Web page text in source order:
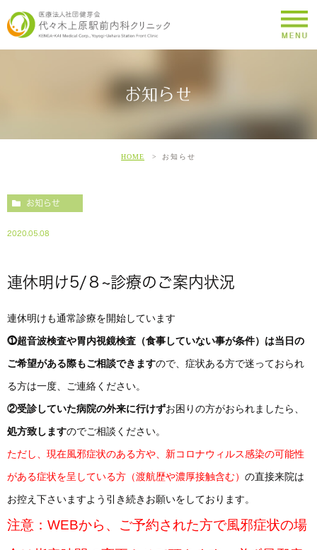
お知らせ
HOME お知らせ
お知らせ
2020.05.08
連休明け5/８~診療のご案内状況
連休明けも通常診療を開始しています
⓵超音波検査や胃内視鏡検査（食事していない事が条件）は当日の
ご希望がある際もご相談できますので、症状ある方で迷っておられ
る方は一度、ご連絡ください。
②受診していた病院の外来に行けずお困りの方がおられましたら、
処方致しますのでご相談ください。
ただし、現在風邪症状のある方や、新コロナウィルス感染の可能性
がある症状を呈している方（渡航歴や濃厚接触含む） の直接来院は
お控え下さいますよう引き続きお願いをしております。
注意：WEBから、ご予約された方で風邪症状の場